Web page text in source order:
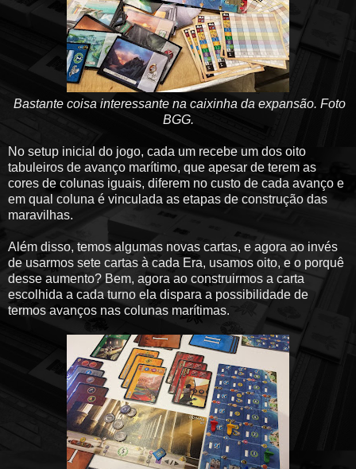
Bastante coisa interessante na caixinha da expansão. Foto
BGG.
No setup inicial do jogo, cada um recebe um dos oito
tabuleiros de avanço marítimo, que apesar de terem as
cores de colunas iguais, diferem no custo de cada avanço e
em qual coluna é vinculada as etapas de construção das
maravilhas.
Além disso, temos algumas novas cartas, e agora ao invés
de usarmos sete cartas à cada Era, usamos oito, e o porquê
desse aumento? Bem, agora ao construirmos a carta
escolhida a cada turno ela dispara a possibilidade de
termos avanços nas colunas marítimas.